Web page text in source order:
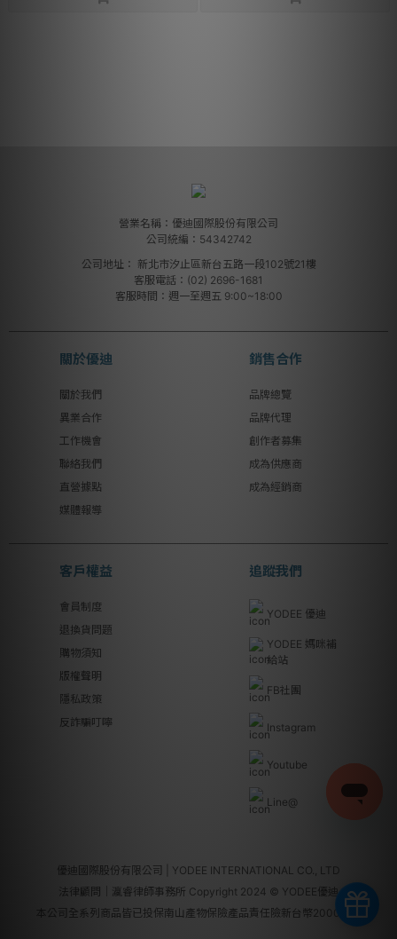
營業名稱：優迪國際股份有限公司
公司統編：54342742
公司地址： 新北市汐止區新台五路一段102號21樓
客服電話：(02) 2696-1681
客服時間：週一至週五 9:00~18:00
關於優迪
關於我們
異業合作
工作機會
聯絡我們
直營據點
媒體報導
銷售合作
品牌總覽
品牌代理
創作者募集
成為供應商
成為經銷商
客戶權益
會員制度
退換貨問題
購物須知
版權聲明
隱私政策
反詐騙叮嚀
追蹤我們
YODEE 優迪
YODEE 媽咪補
給站
FB社團
Instagram
Youtube
Line@
優迪國際股份有限公司 | YODEE INTERNATIONAL CO., LTD
法律顧問｜瀛睿律師事務所 Copyright 2024 © YODEE優迪
本公司全系列商品皆已投保南山產物保險產品責任險新台幣2000萬元